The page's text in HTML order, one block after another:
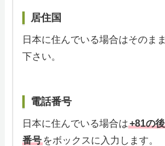
居住国
日本に住んでいる場合はそのまま
下さい。
電話番号
日本に住んでいる場合は+81の
番号 をボックスに入力します。